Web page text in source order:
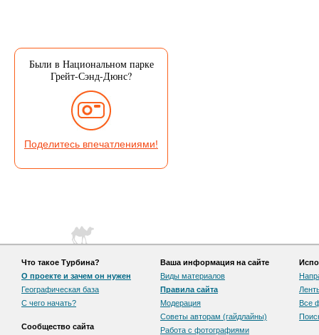
Были в Национальном парке
Грейт-Сэнд-Дюнс?
Поделитесь впечатлениями!
Что такое Турбина?
О проекте и зачем он нужен
Географическая база
С чего начать?
Сообщество сайта
Ваша информация на сайте
Виды материалов
Правила сайта
Модерация
Советы авторам (гайдлайны)
Работа с фотографиями
Все